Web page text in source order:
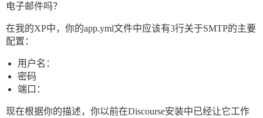
电子邮件吗？
在我的XP中，你的app.yml文件中应该有3行关于SMTP的主要
配置：
用户名：
密码
端口：
现在根据你的描述，你以前在Discourse安装中已经让它工作